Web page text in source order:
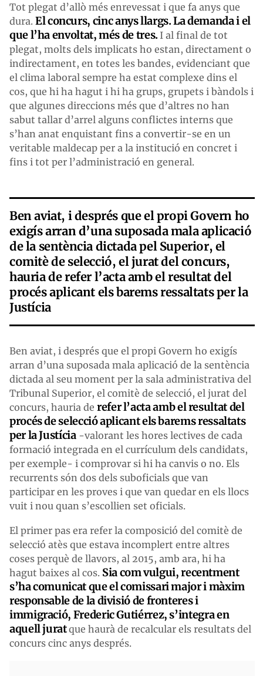
Tot plegat d’allò més enrevessat i que fa anys que
dura. El concurs, cinc anys llargs. La demanda i el
que l’ha envoltat, més de tres. I al final de tot
plegat, molts dels implicats ho estan, directament o
indirectament, en totes les bandes, evidenciant que
el clima laboral sempre ha estat complexe dins el
cos, que hi ha hagut i hi ha grups, grupets i bàndols i
que algunes direccions més que d’altres no han
sabut tallar d’arrel alguns conflictes interns que
s’han anat enquistant fins a convertir-se en un
veritable maldecap per a la institució en concret i
fins i tot per l’administració en general.
Ben aviat, i després que el propi Govern ho
exigís arran d’una suposada mala aplicació
de la sentència dictada pel Superior, el
comitè de selecció, el jurat del concurs,
hauria de refer l’acta amb el resultat del
procés aplicant els barems ressaltats per la
Justícia
Ben aviat, i després que el propi Govern ho exigís
arran d’una suposada mala aplicació de la sentència
dictada al seu moment per la sala administrativa del
Tribunal Superior, el comitè de selecció, el jurat del
concurs, hauria de refer l’acta amb el resultat del
procés de selecció aplicant els barems ressaltats
per la Justícia -valorant les hores lectives de cada
formació integrada en el currículum dels candidats,
per exemple- i comprovar si hi ha canvis o no. Els
recurrents són dos dels suboficials que van
participar en les proves i que van quedar en els llocs
vuit i nou quan s’escollien set oficials.
El primer pas era refer la composició del comitè de
selecció atès que estava incomplert entre altres
coses perquè de llavors, al 2015, amb ara, hi ha
hagut baixes al cos. Sia com vulgui, recentment
s’ha comunicat que el comissari major i màxim
responsable de la divisió de fronteres i
immigració, Frederic Gutiérrez, s’integra en
aquell juratque haurà de recalcular els resultats del
concurs cinc anys després.